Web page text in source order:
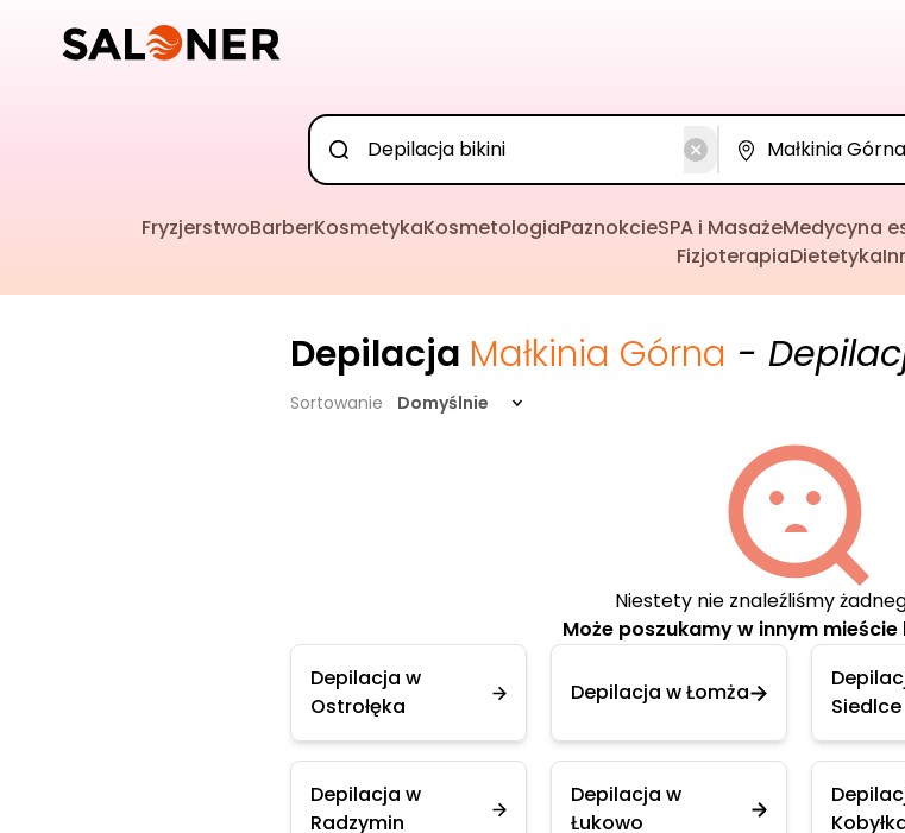
FryzjerstwoBarberKosmetykaKosmetologiaPaznokcieSPA i MasażeMedycyna
FizjoterapiaDietetyka
Depilacja Małkinia Górna -
Sortowanie Domyślnie
Niestety nie znaleźliśmy
Może poszukamy w innym
Depilacja w
Ostrołęka
Depilacja w Łomża
Siedlce
Depilacja w
Radzymin
Depilacja w
Łukowo